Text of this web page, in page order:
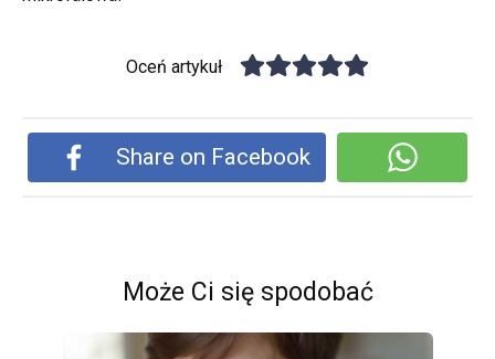
Oceń artykuł
Share on Facebook
Może Ci się spodobać